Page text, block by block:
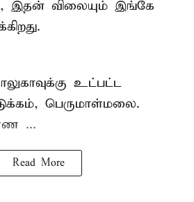
இதன் விலையும் இங்கே
உட்பட்ட
பெருமாள்மலை.
...
Read More